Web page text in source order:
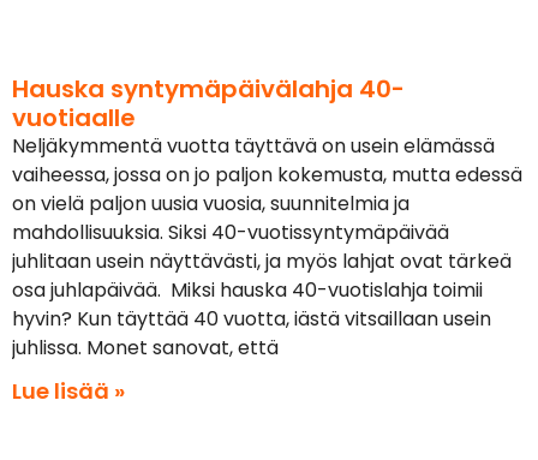
Hauska syntymäpäivälahja 40-
vuotiaalle
Neljäkymmentä vuotta täyttävä on usein elämässä
vaiheessa, jossa on jo paljon kokemusta, mutta edessä
on vielä paljon uusia vuosia, suunnitelmia ja
mahdollisuuksia. Siksi 40-vuotissyntymäpäivää
juhlitaan usein näyttävästi, ja myös lahjat ovat tärkeä
osa juhlapäivää. Miksi hauska 40-vuotislahja toimii
hyvin? Kun täyttää 40 vuotta, iästä vitsaillaan usein
juhlissa. Monet sanovat, että
Lue lisää »